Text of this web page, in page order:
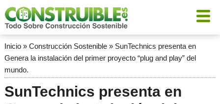
Inicio» Construcción Sostenible» SunTechnics presenta en
Genera la instalación del primer proyecto “plug and play” del
mundo.
SunTechnics presenta en